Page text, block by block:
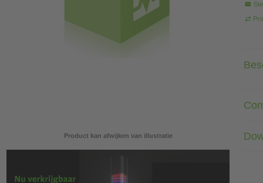
Product kan afwijken van illustratie